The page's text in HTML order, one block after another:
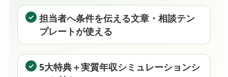
担当者へ条件を伝える文章・相談テン
プレートが使える
5大特典＋実質年収シミュレーションシ